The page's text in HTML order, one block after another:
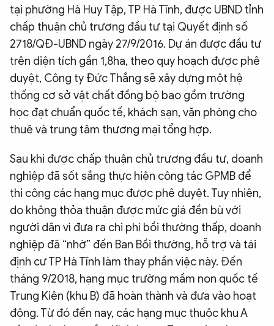
tại phường Hà Huy Tập, TP Hà Tĩnh, được UBND tỉnh
chấp thuận chủ trương đầu tư tại Quyết định số
2718/QĐ-UBND ngày 27/9/2016. Dự án được đầu tư
trên diện tích gần 1,8ha, theo quy hoạch được phê
duyệt, Công ty Đức Thắng sẽ xây dựng một hệ
thống cơ sở vật chất đồng bộ bao gồm trường
học đạt chuẩn quốc tế, khách sạn, văn phòng cho
thuê và trung tâm thương mại tổng hợp.
Sau khi được chấp thuận chủ trương đầu tư, doanh
nghiệp đã sốt sắng thực hiện công tác GPMB để
thi công các hạng mục được phê duyệt. Tuy nhiên,
do không thỏa thuận được mức giá đền bù với
người dân vì đưa ra chi phí bồi thường thấp, doanh
nghiệp đã “nhờ” đến Ban Bồi thường, hỗ trợ và tái
định cư TP Hà Tĩnh làm thay phần việc này. Đến
tháng 9/2018, hạng mục trường mầm non quốc tế
Trung Kiên (khu B) đã hoàn thành và đưa vào hoạt
động. Từ đó đến nay, các hạng mục thuộc khu A